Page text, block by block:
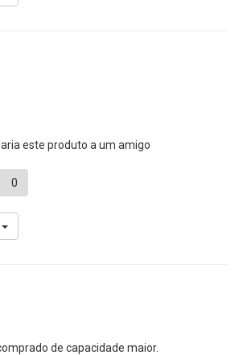
este produto a um amigo
0
de capacidade maior.